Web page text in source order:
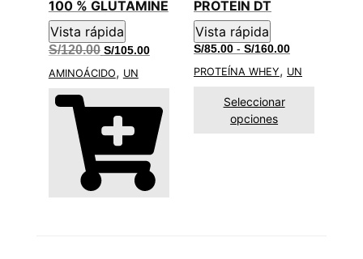
100 % GLUTAMINE
Vista rápida
S/120.00 El
original
S/105.00El
AMINOÁCIDO, UN
PROTEIN DT
Vista rápida
S/85.00 - S/160.00Rango
precios:
PROTEÍNA WHEY, UN
Seleccionar
opciones